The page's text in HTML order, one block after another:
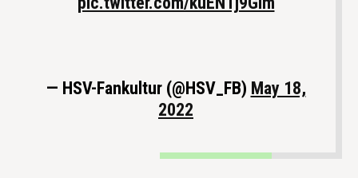
— HSV-Fankultur (@HSV_FB) May 18,
2022